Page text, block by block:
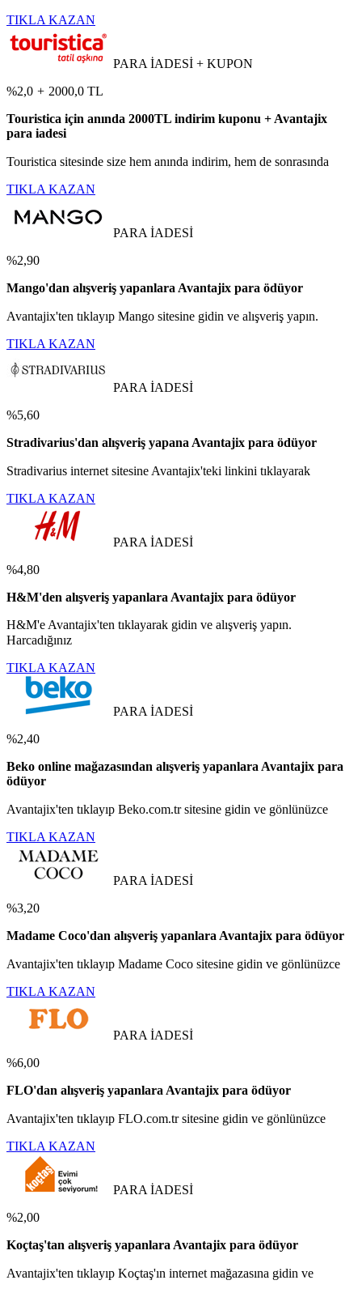
TIKLA KAZAN
PARA İADESİ + KUPON
%2,0 + 2000,0 TL
Touristica için anında 2000TL indirim kuponu + Avantajix
para iadesi
Touristica sitesinde size hem anında indirim, hem de sonrasında
TIKLA KAZAN
PARA İADESİ
%2,90
Mango'dan alışveriş yapanlara Avantajix para ödüyor
Avantajix'ten tıklayıp Mango sitesine gidin ve alışveriş yapın.
TIKLA KAZAN
PARA İADESİ
%5,60
Stradivarius'dan alışveriş yapana Avantajix para ödüyor
Stradivarius internet sitesine Avantajix'teki linkini tıklayarak
TIKLA KAZAN
PARA İADESİ
%4,80
H&M'den alışveriş yapanlara Avantajix para ödüyor
H&M'e Avantajix'ten tıklayarak gidin ve alışveriş yapın.
Harcadığınız
TIKLA KAZAN
PARA İADESİ
%2,40
Beko online mağazasından alışveriş yapanlara Avantajix para
ödüyor
Avantajix'ten tıklayıp Beko.com.tr sitesine gidin ve gönlünüzce
TIKLA KAZAN
PARA İADESİ
%3,20
Madame Coco'dan alışveriş yapanlara Avantajix para ödüyor
Avantajix'ten tıklayıp Madame Coco sitesine gidin ve gönlünüzce
TIKLA KAZAN
PARA İADESİ
%6,00
FLO'dan alışveriş yapanlara Avantajix para ödüyor
Avantajix'ten tıklayıp FLO.com.tr sitesine gidin ve gönlünüzce
TIKLA KAZAN
PARA İADESİ
%2,00
Koçtaş'tan alışveriş yapanlara Avantajix para ödüyor
Avantajix'ten tıklayıp Koçtaş'ın internet mağazasına gidin ve